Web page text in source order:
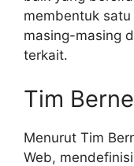
membentuk
masing-masing
terkait.
Tim
Menurut Tim
Web,